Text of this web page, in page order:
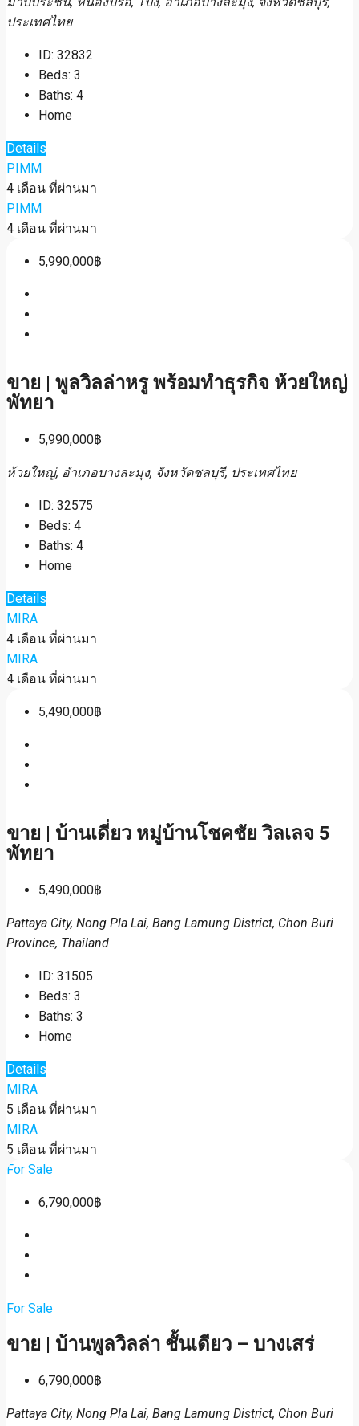
ประเทศไทย
ID: 32832
Beds: 3
Baths: 4
Home
Details
PIMM
4 เดือน ที่ผ่านมา
PIMM
4 เดือน ที่ผ่านมา
5,990,000฿
ขาย | พูลวิลล่าหรู พร้อมทำธุรกิจ ห้วยใหญ่
พัทยา
5,990,000฿
ห้วยใหญ่, อำเภอบางละมุง, จังหวัดชลบุรี, ประเทศไทย
ID: 32575
Beds: 4
Baths: 4
Home
Details
MIRA
4 เดือน ที่ผ่านมา
MIRA
4 เดือน ที่ผ่านมา
5,490,000฿
ขาย | บ้านเดี่ยว หมู่บ้านโชคชัย วิลเลจ 5
พัทยา
5,490,000฿
Pattaya City, Nong Pla Lai, Bang Lamung District, Chon Buri
Province, Thailand
ID: 31505
Beds: 3
Baths: 3
Home
Details
MIRA
5 เดือน ที่ผ่านมา
MIRA
5 เดือน ที่ผ่านมา
For Sale
6,790,000฿
For Sale
ขาย | บ้านพูลวิลล่า ชั้นเดียว – บางเสร่
6,790,000฿
Pattaya City, Nong Pla Lai, Bang Lamung District, Chon Buri